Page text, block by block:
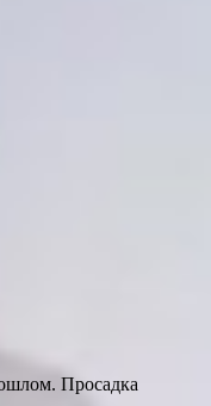
Просадка